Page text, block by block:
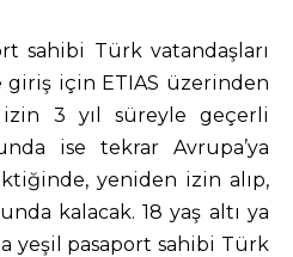
sahibi Türk vatandaşları
için ETIAS üzerinden
izin 3 yıl süreyle geçerli
ise tekrar Avrupa’ya
yeniden izin alıp,
kalacak. 18 yaş altı ya
yeşil pasaport sahibi Türk